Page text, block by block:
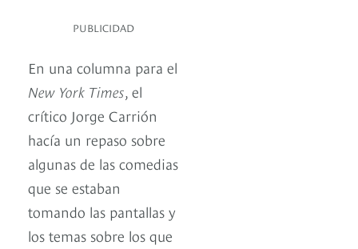
PUBLICIDAD
En una columna para el
New York Times, el
crítico Jorge Carrión
hacía un repaso sobre
algunas de las comedias
que se estaban
tomando las pantallas y
los temas sobre los que